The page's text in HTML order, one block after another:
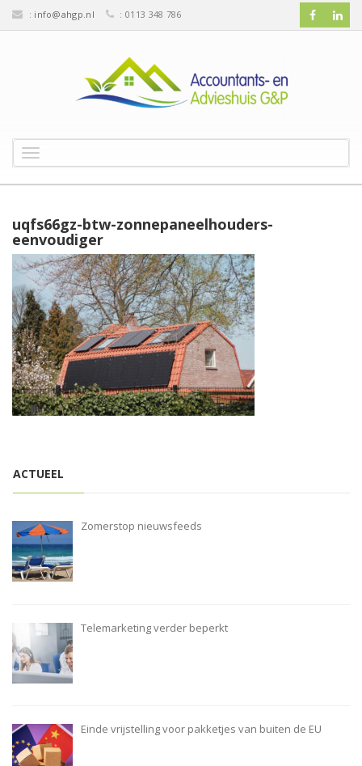
: info@ahgp.nl : 0113 348 786
o
g
l
n
a
v
i
g
a
t
i
o
n
uqfs66gz-btw-zonnepaneelhouders-
eenvoudiger
ACTUEEL
Zomerstop nieuwsfeeds
Telemarketing verder beperkt
Einde vrijstelling voor pakketjes van buiten de EU